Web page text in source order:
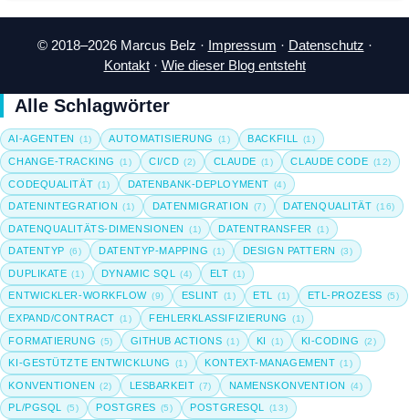
© 2018–2026 Marcus Belz · Impressum · Datenschutz ·
Kontakt· Wie dieser Blog entsteht
Alle Schlagwörter
AI-AGENTEN (1) AUTOMATISIERUNG (1) BACKFILL (1)
CHANGE-TRACKING (1) CI/CD (2) CLAUDE (1) CLAUDE CODE (12)
CODEQUALITÄT (1) DATENBANK-DEPLOYMENT (4)
DATENINTEGRATION (1) DATENMIGRATION (7) DATENQUALITÄT (16)
DATENQUALITÄTS-DIMENSIONEN (1) DATENTRANSFER (1)
DATENTYP (6) DATENTYP-MAPPING (1) DESIGN PATTERN (3)
DUPLIKATE (1) DYNAMIC SQL (4) ELT (1)
ENTWICKLER-WORKFLOW (9) ESLINT (1) ETL (1) ETL-PROZESS (5)
EXPAND/CONTRACT (1) FEHLERKLASSIFIZIERUNG (1)
FORMATIERUNG (5) GITHUB ACTIONS (1) KI (1) KI-CODING (2)
KI-GESTÜTZTE ENTWICKLUNG (1) KONTEXT-MANAGEMENT (1)
KONVENTIONEN (2) LESBARKEIT (7) NAMENSKONVENTION (4)
PL/PGSQL (5) POSTGRES (5) POSTGRESQL (13)